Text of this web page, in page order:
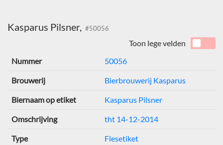
Kasparus Pilsner, #50056
Toon lege velden
Nummer
50056
Brouwerij Bierbrouwerij Kasparus
Biernaam op etiket Kasparus Pilsner
Omschrijving tht 14-12-2014
Type Flesetiket